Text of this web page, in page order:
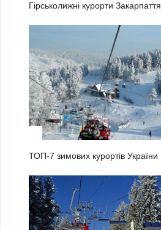
Гірськолижні курорти Закарпаття
ТОП-7 зимових курортів України